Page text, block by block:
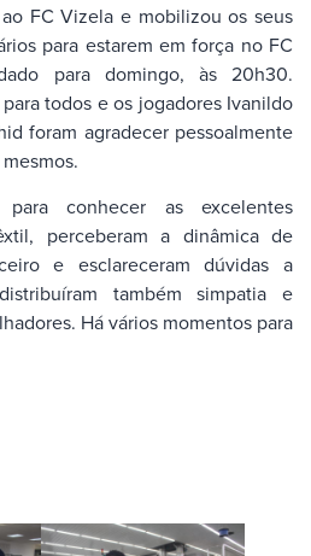
FC Vizela e mobilizou os seus
para estarem em força no FC
para domingo, às 20h30.
todos e os jogadores Ivanildo
foram agradecer pessoalmente
conhecer as excelentes
perceberam a dinâmica de
e esclareceram dúvidas a
também simpatia e
Há vários momentos para